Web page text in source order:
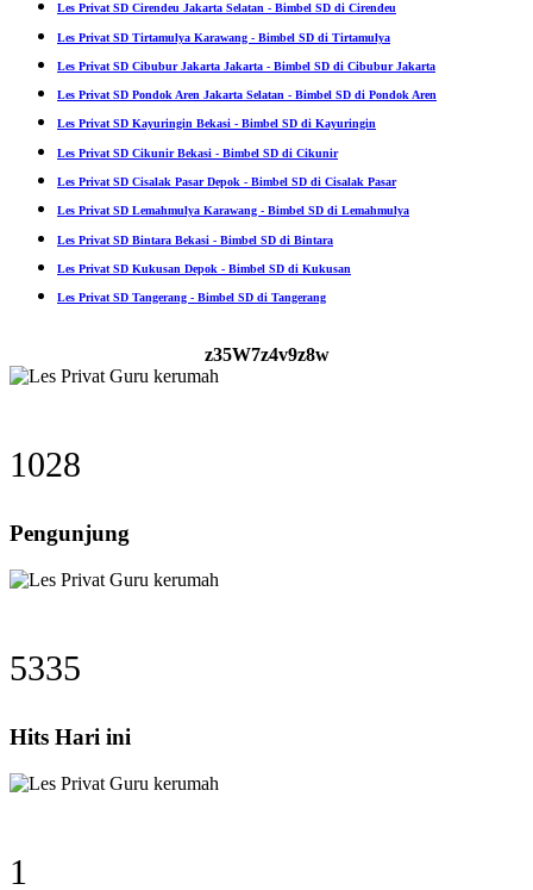
Les Privat SD Cirendeu Jakarta Selatan - Bimbel SD di Cirendeu
Les Privat SD Tirtamulya Karawang - Bimbel SD di Tirtamulya
Les Privat SD Cibubur Jakarta Jakarta - Bimbel SD di Cibubur Jakarta
Les Privat SD Pondok Aren Jakarta Selatan - Bimbel SD di Pondok Aren
Les Privat SD Kayuringin Bekasi - Bimbel SD di Kayuringin
Les Privat SD Cikunir Bekasi - Bimbel SD di Cikunir
Les Privat SD Cisalak Pasar Depok - Bimbel SD di Cisalak Pasar
Les Privat SD Lemahmulya Karawang - Bimbel SD di Lemahmulya
Les Privat SD Bintara Bekasi - Bimbel SD di Bintara
Les Privat SD Kukusan Depok - Bimbel SD di Kukusan
Les Privat SD Tangerang - Bimbel SD di Tangerang
z35W7z4v9z8w
1028
Pengunjung
5335
Hits Hari ini
1